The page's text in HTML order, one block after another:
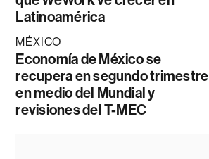
Latinoamérica
MÉXICO
Economía de México se
recupera en segundo trimestre
en medio del Mundial y
revisiones del T-MEC